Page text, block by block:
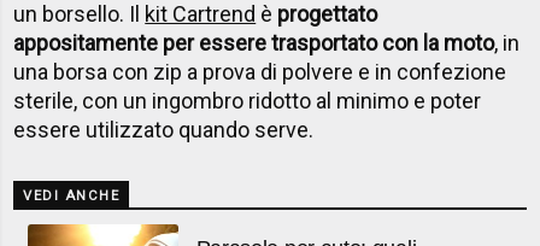
un borsello. Il kit Cartrend è progettato
appositamente per essere trasportato con la moto, in
una borsa con zip a prova di polvere e in confezione
sterile, con un ingombro ridotto al minimo e poter
essere utilizzato quando serve.
VEDI ANCHE